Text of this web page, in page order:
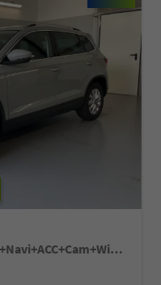
Selection 2.0 TDI DSG 4x4 AHK+Navi+ACC+Cam+Winter+eHeck+Ambiente+Lodge+GV5